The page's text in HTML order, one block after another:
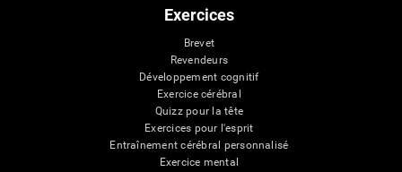
Exercices
Brevet
Revendeurs
Développement cognitif
Exercice cérébral
Quizz pour la tête
Exercices pour l'esprit
Entraînement cérébral personnalisé
Exercice mental